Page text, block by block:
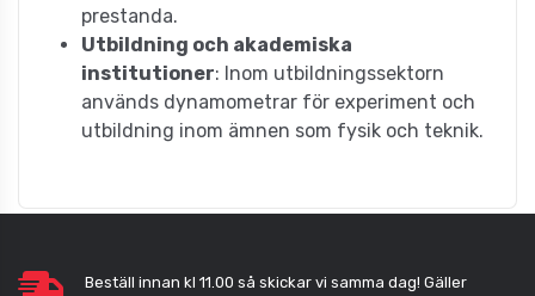
prestanda.
Utbildning och akademiska
institutioner: Inom utbildningssektorn
används dynamometrar för experiment och
utbildning inom ämnen som fysik och teknik.
Beställ innan kl 11.00 så skickar vi samma dag! Gäller